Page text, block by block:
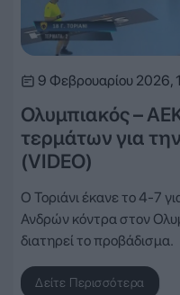
9 Φεβρουαρίου 2026,
Ολυμπιακός –
τερμάτων για
(VIDEO)
Ο Τοριάνι έκανε το 4-7
Ανδρών κόντρα στον
διατηρεί το προβάδισμα.
Δείτε Περισσότερα